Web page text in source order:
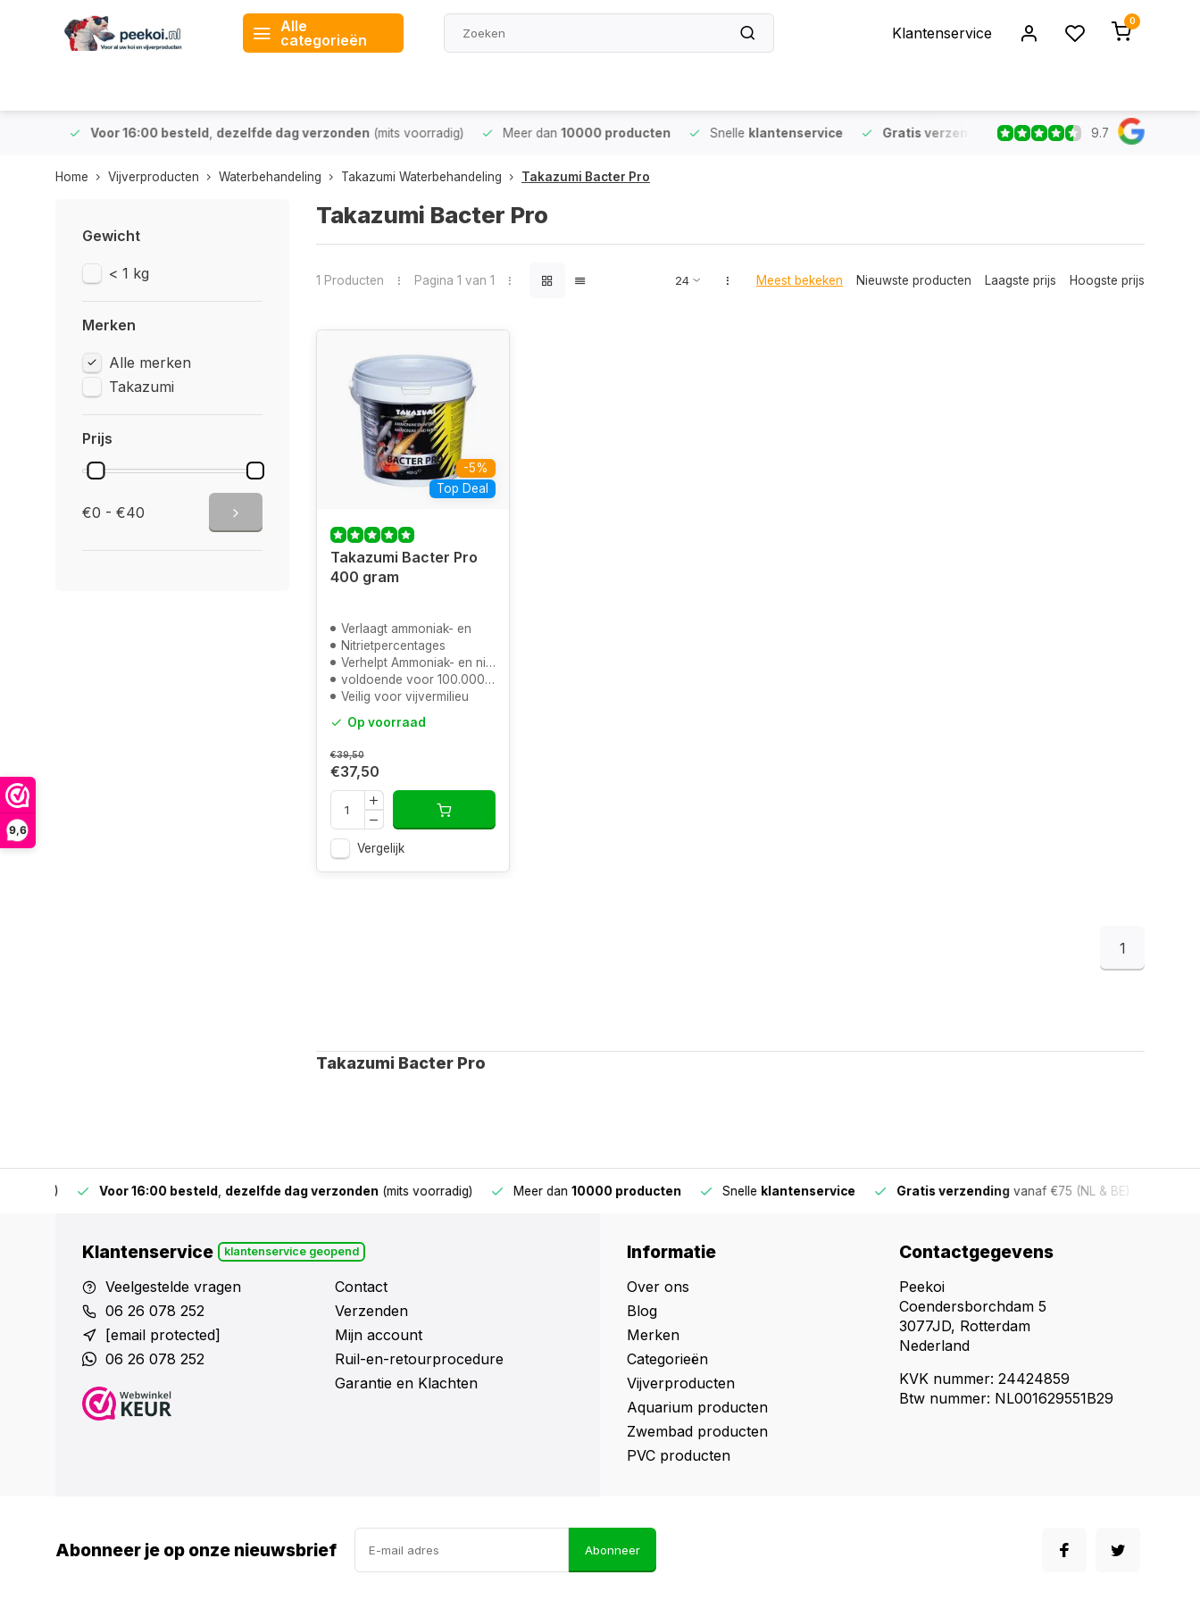
9,6
Alle
categorieën
Klantenservice
0
Voor 16:00 besteld,dezelfde dag verzonden(mits voorradig) Meer dan10000 producten Snelle klantenservice Gratis verzending vanaf €75 (NL & BE) Voor
9.7
Home Vijverproducten Waterbehandeling Takazumi Waterbehandeling Takazumi Bacter Pro
Gewicht
< 1 kg
Merken
Alle merken
Takazumi
Prijs
€0 - €40
Takazumi Bacter Pro
1 Producten Pagina 1 van 1 Meest bekeken Nieuwste producten Laagste prijs Hoogste prijs
-5%
Top Deal
Takazumi Bacter Pro
400 gram
Verlaagt ammoniak- en
Nitrietpercentages
Verhelpt Ammoniak- en nitrietpieken
voldoende voor 100.000 liter water
Veilig voor vijvermilieu
Op voorraad
€39,50
€37,50
Vergelijk
1
Takazumi Bacter Pro
Voor 16:00 besteld,dezelfde dag verzonden(mits voorradig) Meer dan10000 producten Snelleklantenservice Gratis verzendingvanaf €75 (NL & BE)
Klantenservice klantenservice geopend
Veelgestelde vragen
06 26 078 252
[email protected]
06 26 078 252
Contact
Verzenden
Mijn account
Ruil-en-retourprocedure
Garantie en Klachten
Informatie
Over ons
Blog
Merken
Categorieën
Vijverproducten
Aquarium producten
Zwembad producten
PVC producten
Contactgegevens
Peekoi
Coendersborchdam 5
3077JD, Rotterdam
Nederland
KVK nummer: 24424859
Btw nummer: NL001629551B29
Abonneer je op onze nieuwsbrief Abonneer